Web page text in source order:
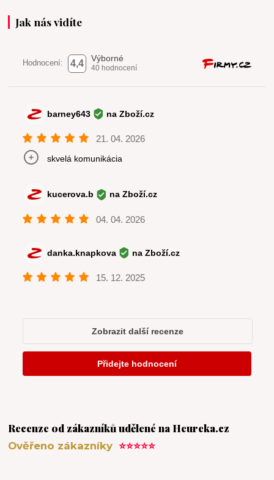
Jak nás vidíte
Recenze od zákazníků udělené na Heureka.cz
Ověřeno zákazníky⭐⭐⭐⭐⭐